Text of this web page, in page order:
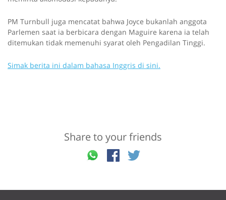
PM Turnbull juga mencatat bahwa Joyce bukanlah anggota
Parlemen saat ia berbicara dengan Maguire karena ia telah
ditemukan tidak memenuhi syarat oleh Pengadilan Tinggi.
Simak berita ini dalam bahasa Inggris di sini.
Share to your friends